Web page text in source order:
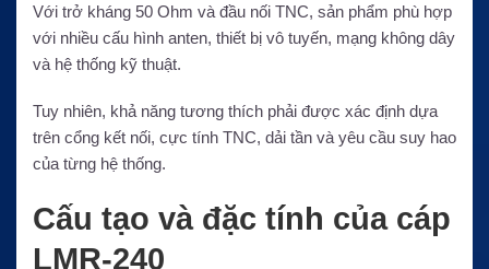
Với trở kháng 50 Ohm và đầu nối TNC, sản phẩm phù hợp
với nhiều cấu hình anten, thiết bị vô tuyến, mạng không dây
và hệ thống kỹ thuật.
Tuy nhiên, khả năng tương thích phải được xác định dựa
trên cổng kết nối, cực tính TNC, dải tần và yêu cầu suy hao
của từng hệ thống.
Cấu tạo và đặc tính của cáp
LMR-240